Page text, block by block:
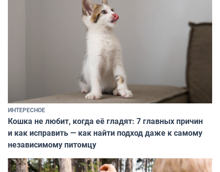
ИНТЕРЕСНОЕ
Кошка не любит, когда её гладят: 7 главных причин
и как исправить — как найти подход даже к самому
независимому питомцу